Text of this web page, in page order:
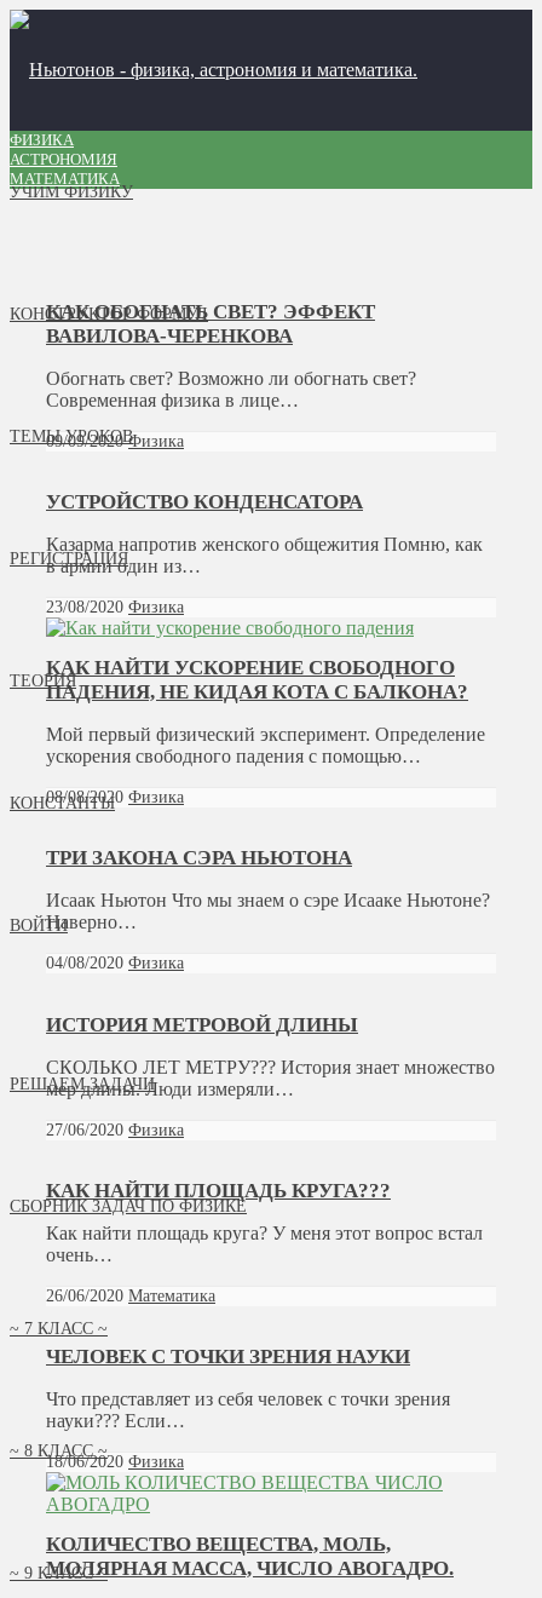
УЧИМ ФИЗИКУ
КОНСТРУКТОР ФОРМУЛ
ТЕМЫ УРОКОВ
РЕГИСТРАЦИЯ
ТЕОРИЯ
КОНСТАНТЫ
ВОЙТИ
РЕШАЕМ ЗАДАЧИ
СБОРНИК ЗАДАЧ ПО ФИЗИКЕ
~ 7 КЛАСС ~
~ 8 КЛАСС ~
~ 9 КЛАСС ~
ФИЗИКА
АСТРОНОМИЯ
МАТЕМАТИКА
КАК ОБОГНАТЬ СВЕТ? ЭФФЕКТ
ВАВИЛОВА-ЧЕРЕНКОВА
Обогнать свет? Возможно ли обогнать свет?
Современная физика в лице…
09/09/2020 Физика
УСТРОЙСТВО КОНДЕНСАТОРА
Казарма напротив женского общежития Помню, как
в армии один из…
23/08/2020 Физика
КАК НАЙТИ УСКОРЕНИЕ СВОБОДНОГО
ПАДЕНИЯ, НЕ КИДАЯ КОТА С БАЛКОНА?
Мой первый физический эксперимент. Определение
ускорения свободного падения с помощью…
08/08/2020 Физика
ТРИ ЗАКОНА СЭРА НЬЮТОНА
Исаак Ньютон Что мы знаем о сэре Исааке Ньютоне?
Наверно…
04/08/2020 Физика
ИСТОРИЯ МЕТРОВОЙ ДЛИНЫ
СКОЛЬКО ЛЕТ МЕТРУ??? История знает множество
мер длины. Люди измеряли…
27/06/2020 Физика
КАК НАЙТИ ПЛОЩАДЬ КРУГА???
Как найти площадь круга? У меня этот вопрос встал
очень…
26/06/2020 Математика
ЧЕЛОВЕК С ТОЧКИ ЗРЕНИЯ НАУКИ
Что представляет из себя человек с точки зрения
науки??? Если…
18/06/2020 Физика
КОЛИЧЕСТВО ВЕЩЕСТВА, МОЛЬ,
МОЛЯРНАЯ МАССА, ЧИСЛО АВОГАДРО.